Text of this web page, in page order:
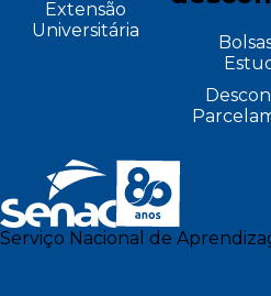
Extensão
Universitária
Serviço Nacional de